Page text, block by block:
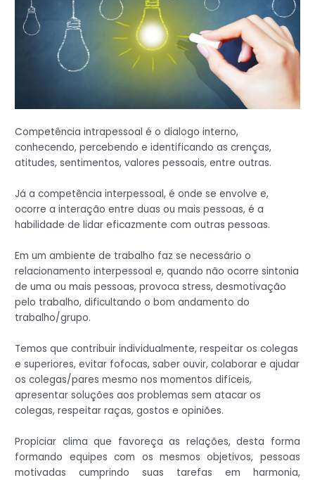
Competência intrapessoal é o dialogo interno,
conhecendo, percebendo e identificando as crenças,
atitudes, sentimentos, valores pessoais, entre outras.
Já a competência interpessoal, é onde se envolve e,
ocorre a interação entre duas ou mais pessoas, é a
habilidade de lidar eficazmente com outras pessoas.
Em um ambiente de trabalho faz se necessário o
relacionamento interpessoal e, quando não ocorre sintonia
de uma ou mais pessoas, provoca stress, desmotivação
pelo trabalho, dificultando o bom andamento do
trabalho/grupo.
Temos que contribuir individualmente, respeitar os colegas
e superiores, evitar fofocas, saber ouvir, colaborar e ajudar
os colegas/pares mesmo nos momentos difíceis,
apresentar soluções aos problemas sem atacar os
colegas, respeitar raças, gostos e opiniões.
Propiciar clima que favoreça as relações, desta forma
formando equipes com os mesmos objetivos, pessoas
motivadas cumprindo suas tarefas em harmonia,